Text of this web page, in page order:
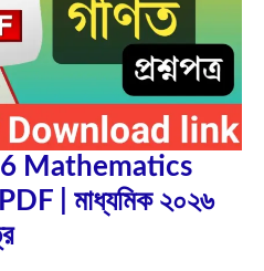
Mathematics
| মাধ্যমিক ২০২৬